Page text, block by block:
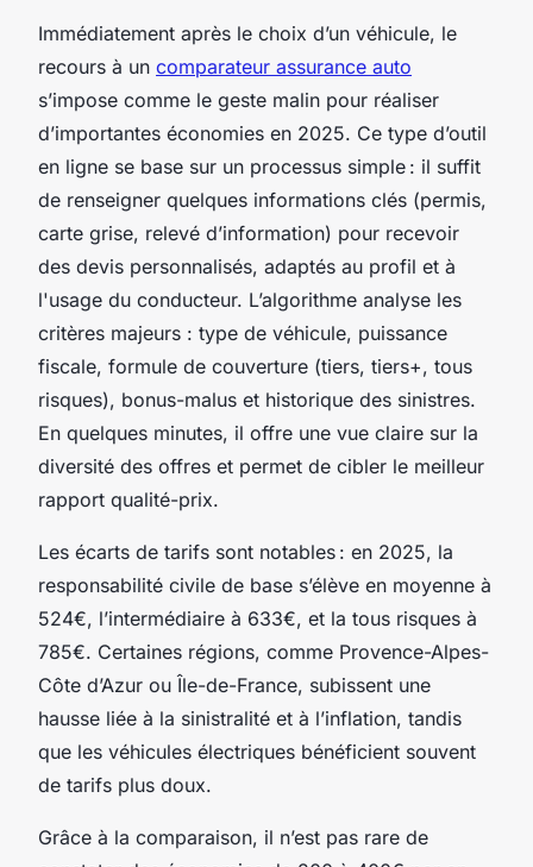
Immédiatement après le choix d’un véhicule, le
recours à un comparateur assurance auto
s’impose comme le geste malin pour réaliser
d’importantes économies en 2025. Ce type d’outil
en ligne se base sur un processus simple : il suffit
de renseigner quelques informations clés (permis,
carte grise, relevé d’information) pour recevoir
des devis personnalisés, adaptés au profil et à
l'usage du conducteur. L’algorithme analyse les
critères majeurs : type de véhicule, puissance
fiscale, formule de couverture (tiers, tiers+, tous
risques), bonus-malus et historique des sinistres.
En quelques minutes, il offre une vue claire sur la
diversité des offres et permet de cibler le meilleur
rapport qualité-prix.
Les écarts de tarifs sont notables : en 2025, la
responsabilité civile de base s’élève en moyenne à
524€, l’intermédiaire à 633€, et la tous risques à
785€. Certaines régions, comme Provence-Alpes-
Côte d’Azur ou Île-de-France, subissent une
hausse liée à la sinistralité et à l’inflation, tandis
que les véhicules électriques bénéficient souvent
de tarifs plus doux.
Grâce à la comparaison, il n’est pas rare de